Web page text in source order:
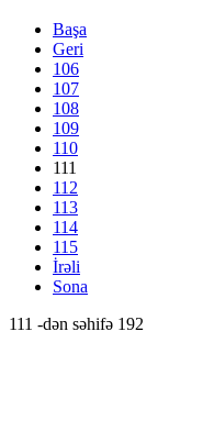
Başa
Geri
106
107
108
109
110
111
112
113
114
115
İrəli
Sona
111 -dən səhifə 192